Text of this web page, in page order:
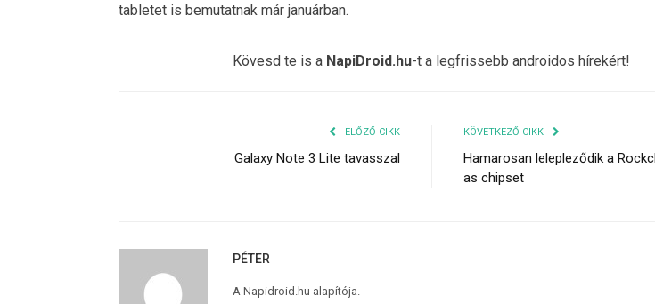
tabletet is bemutatnak már januárban.
Kövesd te is a NapiDroid.hu-t a legfrissebb androidos hírekért!
ELŐZŐ CIKK
Galaxy Note 3 Lite tavasszal
KÖVETKEZŐ CIKK
Hamarosan lelepleződik a
as chipset
PÉTER
A Napidroid.hu alapítója.